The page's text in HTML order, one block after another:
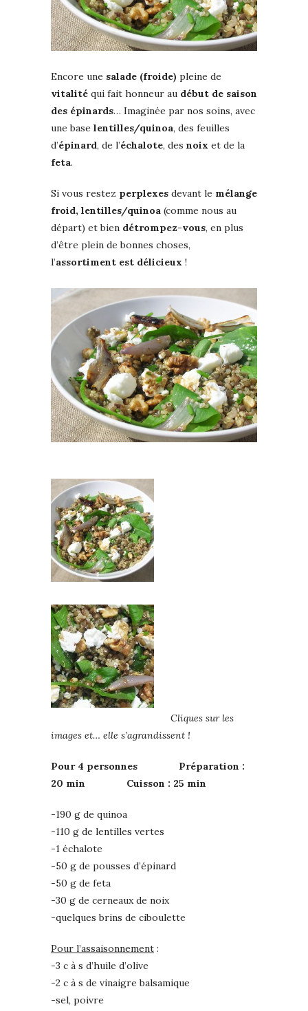
Encore une salade (froide) pleine de
vitalité qui fait honneur au début de saison
des épinards… Imaginée par nos soins, avec
une base lentilles/quinoa, des feuilles
d’épinard, de l’échalote, des noix et de la
feta.
Si vous restez perplexes devant le mélange
froid, lentilles/quinoa (comme nous au
départ) et bien détrompez-vous, en plus
d’être plein de bonnes choses,
l’assortiment est délicieux !
Cliques sur les
images et… elle s’agrandissent !
Pour 4 personnes Préparation :
20 min Cuisson : 25 min
-190 g de quinoa
-110 g de lentilles vertes
-1 échalote
-50 g de pousses d’épinard
-50 g de feta
-30 g de cerneaux de noix
-quelques brins de ciboulette
Pour l’assaisonnement :
-3 c à s d’huile d’olive
-2 c à s de vinaigre balsamique
-sel, poivre